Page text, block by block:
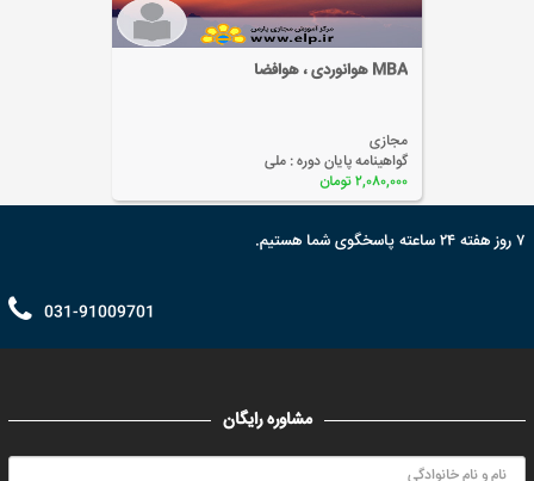
گواهینامه پایان دوره :ملی
۷ روز هفته ۲۴ ساعته پاسخگوی شما هستیم.
031-91009701
مشاوره رایگان